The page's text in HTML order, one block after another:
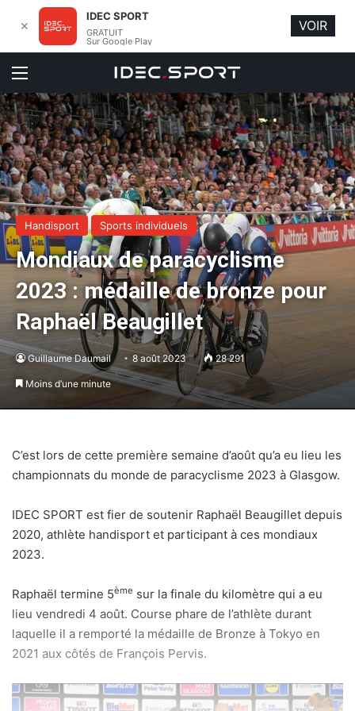
Menu
Handisport Sports individuels
Mondiaux de paracyclisme
2023 : médaille de bronze pour
Raphaël Beaugillet
Guillaume Daumail 8 août 2023 28 291
Moins d’une minute
C’est lors de cette première semaine d’août qu’a eu lieu les
championnats du monde de paracyclisme 2023 à Glasgow.
IDEC SPORT est fier de soutenir Raphaël Beaugillet depuis
2020, athlète handisport et participant à ces mondiaux
2023.
Raphaël termine 5ème sur la finale du kilomètre qui a eu
lieu vendredi 4 août. Course phare de l’athlète durant
laquelle il a remporté la médaille de Bronze à Tokyo en
2021 aux côtés de François Pervis.
✕
IDEC SPORT
GRATUIT
Sur Google Play
VOIR